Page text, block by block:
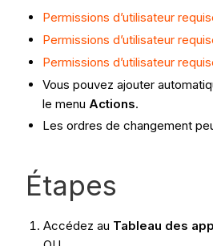
Permissions d’utilisateur
Permissions d’utilisateur
Permissions d’utilisateur
Vous pouvez ajouter
le menu Actions.
Les ordres de changement
Étapes
Accédez au Tableau des